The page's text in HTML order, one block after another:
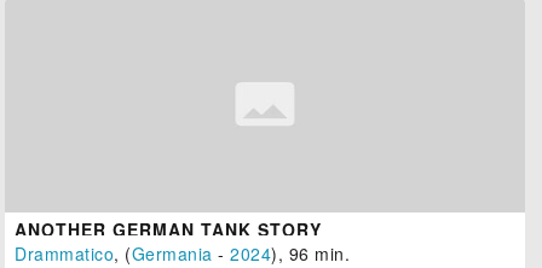
ANOTHER GERMAN TANK STORY
Drammatico, (Germania -2024), 96 min.